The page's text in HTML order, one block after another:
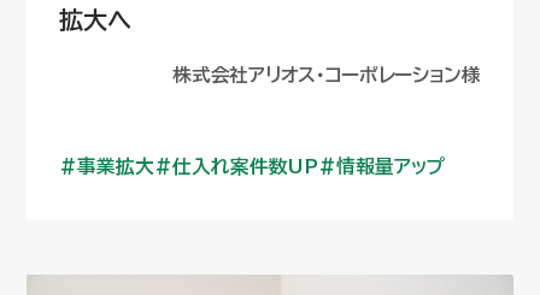
拡大へ
株式会社アリオス・コーポレーション様
事業拡大 仕入れ案件数UP 情報量アップ